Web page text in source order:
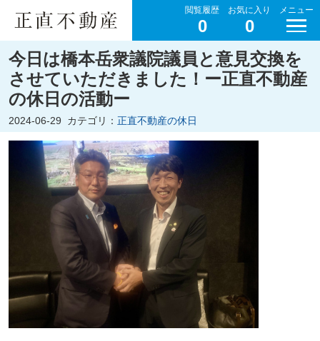
閲覧履歴
0
お気に入り
0
メニュー
今日は橋本岳衆議院議員と意見交換を
させていただきました！ー正直不動産
の休日の活動ー
2024-06-29 カテゴリ： 正直不動産の休日